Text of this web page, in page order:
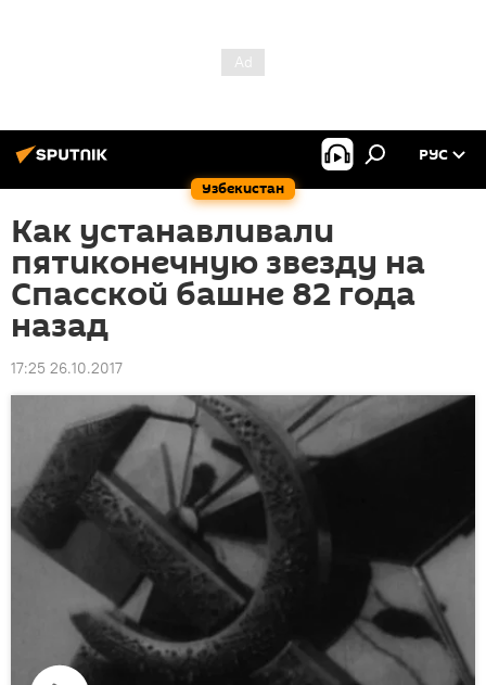
Узбекистан
РУС
Как устанавливали
пятиконечную звезду на
Спасской башне 82 года
назад
17:25 26.10.2017